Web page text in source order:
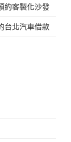
約客製化沙發
台北汽車借款